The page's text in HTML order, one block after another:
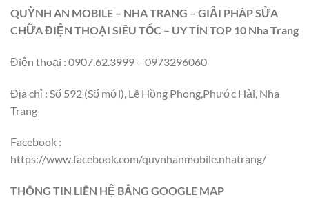
QUỲNH AN MOBILE – NHA TRANG – GIẢI PHÁP SỬA
CHỮA ĐIỆN THOẠI SIÊU TỐC – UY TÍN TOP 10 Nha Trang
Điện thoại : 0907.62.3999 – 0973296060
Địa chỉ : Số 592 (Số mới), Lê Hồng Phong,Phước Hải, Nha
Trang
Facebook :
https://www.facebook.com/quynhanmobile.nhatrang/
THÔNG TIN LIÊN HỆ BẲNG GOOGLE MAP